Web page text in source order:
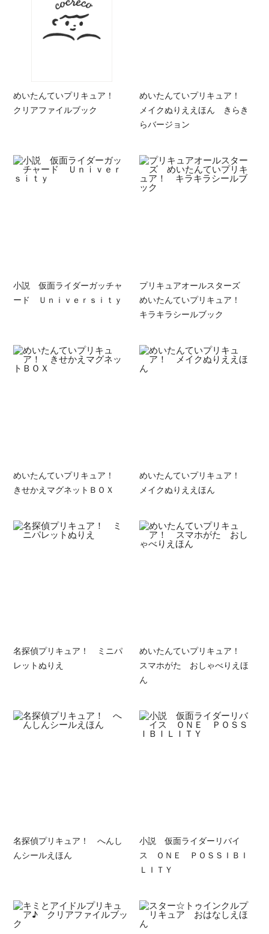
めいたんていプリキュア！
クリアファイルブック
めいたんていプリキュア！
メイクぬりええほん きらき
らバージョン
小説 仮面ライダーガッチャ
ード Ｕｎｉｖｅｒｓｉｔｙ
プリキュアオールスターズ
めいたんていプリキュア！
キラキラシールブック
めいたんていプリキュア！
きせかえマグネットＢＯＸ
めいたんていプリキュア！
メイクぬりええほん
名探偵プリキュア！ ミニパ
レットぬりえ
めいたんていプリキュア！
スマホがた おしゃべりえほ
ん
名探偵プリキュア！ へんし
んシールえほん
小説 仮面ライダーリバイ
ス ＯＮＥ ＰＯＳＳＩＢＩ
ＬＩＴＹ